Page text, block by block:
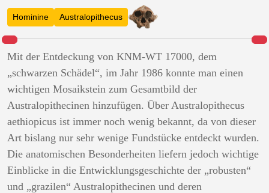
Hominine Australopithecus
Mit der Entdeckung von KNM-WT 17000, dem
„schwarzen Schädel“, im Jahr 1986 konnte man einen
wichtigen Mosaikstein zum Gesamtbild der
Australopithecinen hinzufügen. Über Australopithecus
aethiopicus ist immer noch wenig bekannt, da von dieser
Art bislang nur sehr wenige Fundstücke entdeckt wurden.
Die anatomischen Besonderheiten liefern jedoch wichtige
Einblicke in die Entwicklungsgeschichte der „robusten“
und „grazilen“ Australopithecinen und deren